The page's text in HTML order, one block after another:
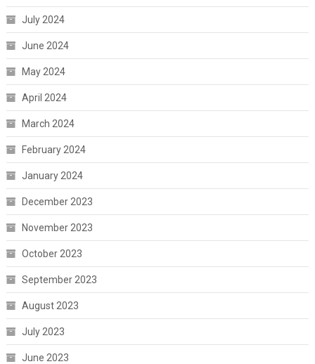
July 2024
June 2024
May 2024
April 2024
March 2024
February 2024
January 2024
December 2023
November 2023
October 2023
September 2023
August 2023
July 2023
June 2023